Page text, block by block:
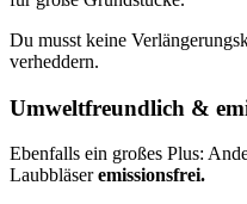
Du musst keine
verheddern.
Umweltfreundlich &
Ebenfalls ein großes Plus:
Laubbläseremissionsfrei.